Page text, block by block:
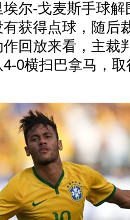
尔-戈麦斯手球
获得点球，随后
回放来看，主裁
0横扫巴拿马，